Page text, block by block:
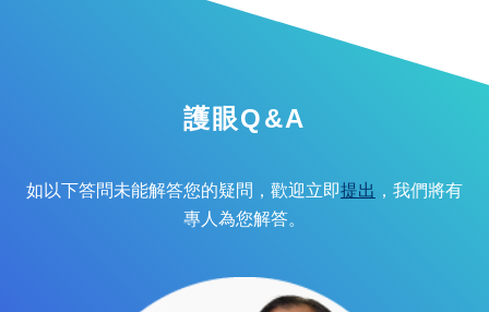
護眼Q&A
如以下答問未能解答您的疑問，歡迎立即提出 ，我們將有
專人為您解答。